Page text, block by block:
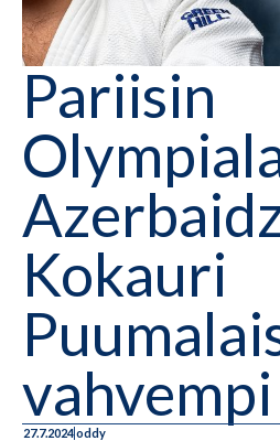
Pariisin
Kokauri
vahvempi
27.7.2024oddy